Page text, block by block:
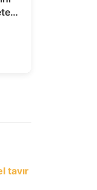
tavır